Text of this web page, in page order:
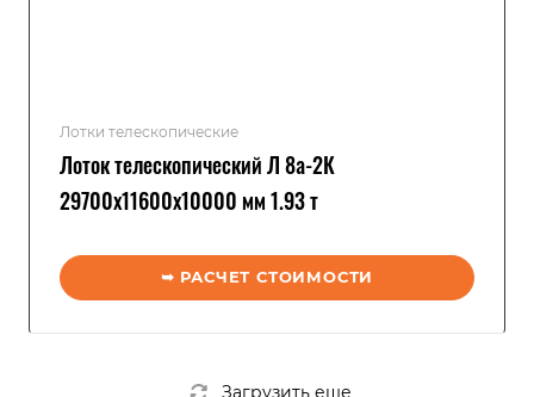
Лотки телескопические
Лоток телескопический Л 8а-2К
29700x11600x10000 мм 1.93 т
➥ РАСЧЕТ СТОИМОСТИ
Загрузить еще